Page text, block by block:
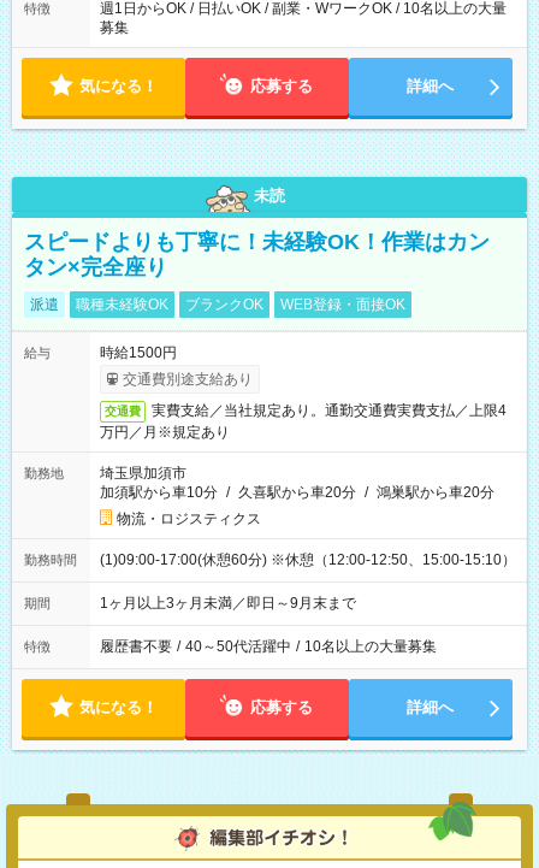
特徴
週1日からOK / 日払いOK / 副業・WワークOK / 10名以上の大量
募集
気になる！ 応募する 詳細へ
未読
スピードよりも丁寧に！未経験OK！作業はカン
タン×完全座り
派遣 職種未経験OK ブランクOK WEB登録・面接OK
給与
時給1500円
交通費別途支給あり
交通費
実費支給／当社規定あり。通勤交通費実費支払／上限4
万円／月※規定あり
勤務地
埼玉県加須市
加須駅から車10分 / 久喜駅から車20分 / 鴻巣駅から車20分
物流・ロジスティクス
勤務時間 (1)09:00-17:00(休憩60分) ※休憩（12:00-12:50、15:00-15:10）
期間 1ヶ月以上3ヶ月未満／即日～9月末まで
特徴 履歴書不要 / 40～50代活躍中 / 10名以上の大量募集
気になる！ 応募する 詳細へ